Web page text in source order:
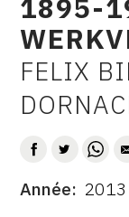
1895-
AUTEUR
FELIX
DATE
Année 2013